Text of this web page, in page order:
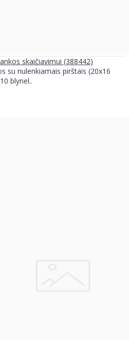
skaičiavimui (388442)
su nulenkiamais pirštais (20x16
blynel..